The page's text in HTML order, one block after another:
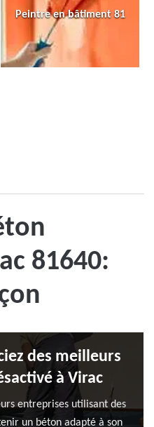
Peintre en bâtiment 81
81640:
des meilleurs
à Virac
entreprises utilisant des
un béton adapté à son